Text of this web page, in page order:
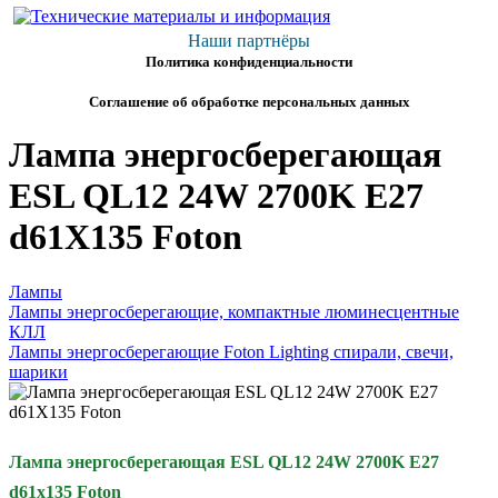
Наши партнёры
Политика конфиденциальности
Соглашение об обработке персональных данных
Лампа энергосберегающая
ESL QL12 24W 2700K E27
d61Х135 Foton
Лампы
Лампы энергосберегающие, компактные люминесцентные
КЛЛ
Лампы энергосберегающие Foton Lighting спирали, свечи,
шарики
Лампа энергосберегающая ESL QL12 24W 2700K E27
d61x135 Foton